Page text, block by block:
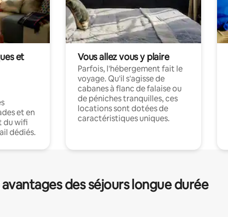
et
et en
du wifi
dédiés.
Vous allez vous y plaire
Parfois, l'hébergement fait le
voyage. Qu'il s'agisse de
cabanes à flanc de falaise ou
de péniches tranquilles, ces
locations sont dotées de
caractéristiques uniques.
des séjours longue durée